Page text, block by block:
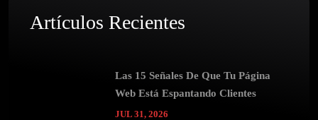
Artículos Recientes
Las 15 Señales De Que Tu Página
Web Está Espantando Clientes
JUL 31, 2026